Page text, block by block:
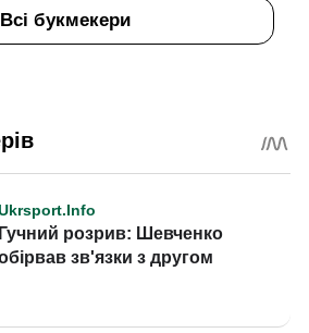
Всі букмекери